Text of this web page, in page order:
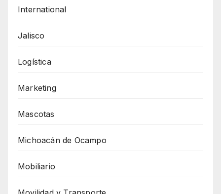
International
Jalisco
Logística
Marketing
Mascotas
Michoacán de Ocampo
Mobiliario